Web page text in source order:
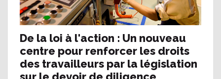
De la loi à l'action : Un nouveau
centre pour renforcer les droits
des travailleurs par la législation